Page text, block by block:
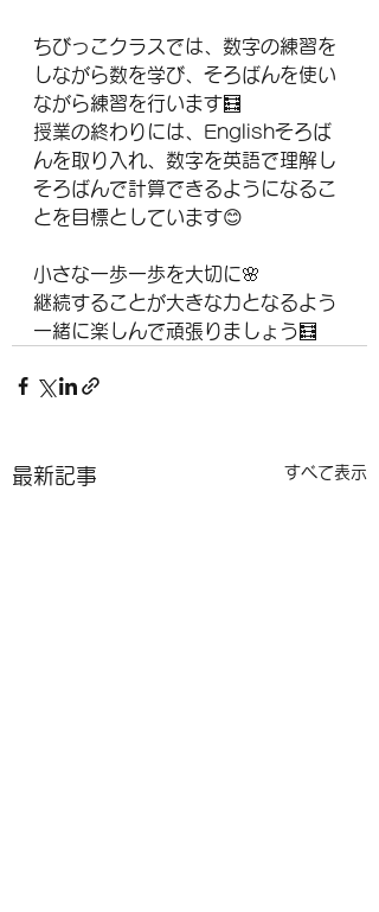
ちびっこクラスでは、数字の練習を
しながら数を学び、そろばんを使い
ながら練習を行います🧮
授業の終わりには、Englishそろば
んを取り入れ、数字を英語で理解し
そろばんで計算できるようになるこ
とを目標としています😊
小さな一歩一歩を大切に🌸
継続することが大きな力となるよう
一緒に楽しんで頑張りましょう🧮
最新記事 すべて表示